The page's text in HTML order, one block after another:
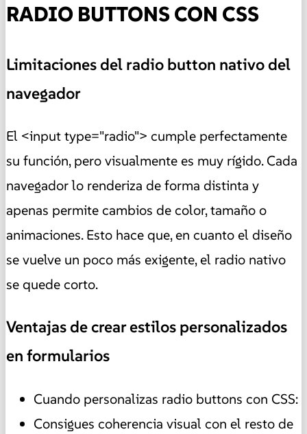
RADIO BUTTONS CON CSS
Limitaciones del radio button nativo del
navegador
El <input type="radio"> cumple perfectamente
su función, pero visualmente es muy rígido. Cada
navegador lo renderiza de forma distinta y
apenas permite cambios de color, tamaño o
animaciones. Esto hace que, en cuanto el diseño
se vuelve un poco más exigente, el radio nativo
se quede corto.
Ventajas de crear estilos personalizados
en formularios
Cuando personalizas radio buttons con CSS:
Consigues coherencia visual con el resto de